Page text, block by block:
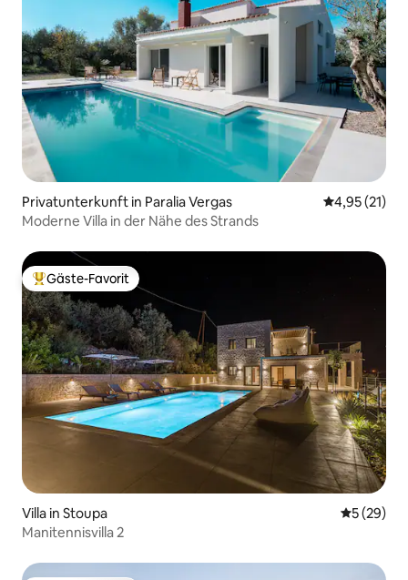
Privatunterkunft in Paralia Vergas
4,95 (21)
Moderne Villa in der Nähe des Strands
Beliebter Gäste-Favorit.
Gäste-Favorit
Villa in Stoupa
5 (29)
Manitennisvilla 2